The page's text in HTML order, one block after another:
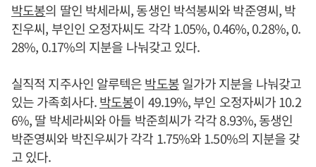
박도봉의 딸인 박세라씨, 동생인 박석봉씨와 박준영씨, 박
진우씨, 부인인 오정자씨도 각각 1.05%, 0.46%, 0.28%, 0.
28%, 0.17%의 지분을 나눠갖고 있다.
실직적 지주사인 알루텍은박도봉일가가 지분을 나눠갖고
있는 가족회사다.박도봉이 49.19%, 부인 오정자씨가 10.2
6%, 딸 박세라씨와 아들 박준희씨가 각각 8.93%, 동생인
박준영씨와 박진우씨가 각각 1.75%와 1.50%의 지분을 갖
고 있다.